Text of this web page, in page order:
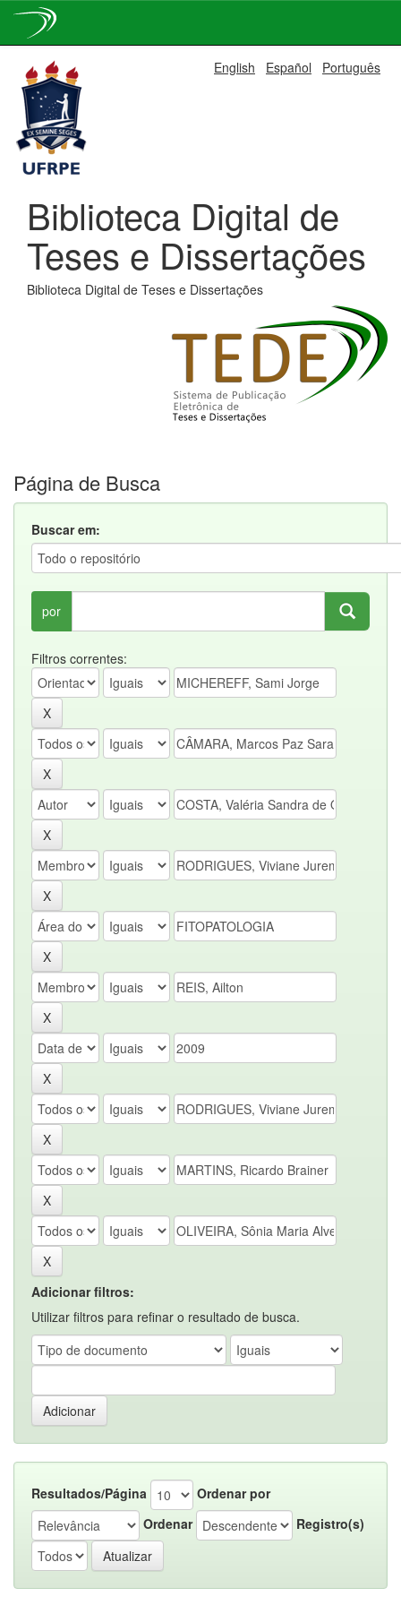
navigation
English Español Português
Biblioteca Digital de
Teses e Dissertações
Biblioteca Digital de Teses e Dissertações
Página de Busca
Buscar em:
por
Filtros correntes:
Adicionar filtros:
Utilizar filtros para refinar o resultado de busca.
Resultados/Página
Ordenar por
Ordenar
Registro(s)